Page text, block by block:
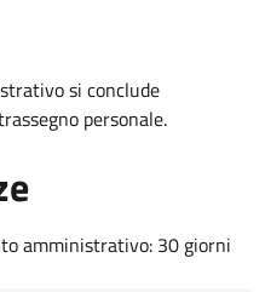
si conclude
personale.
amministrativo: 30 giorni